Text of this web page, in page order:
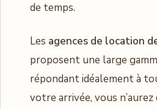
de temps.
Les agences de location
proposent une large
répondant idéalement à
votre arrivée, vous n’aurez